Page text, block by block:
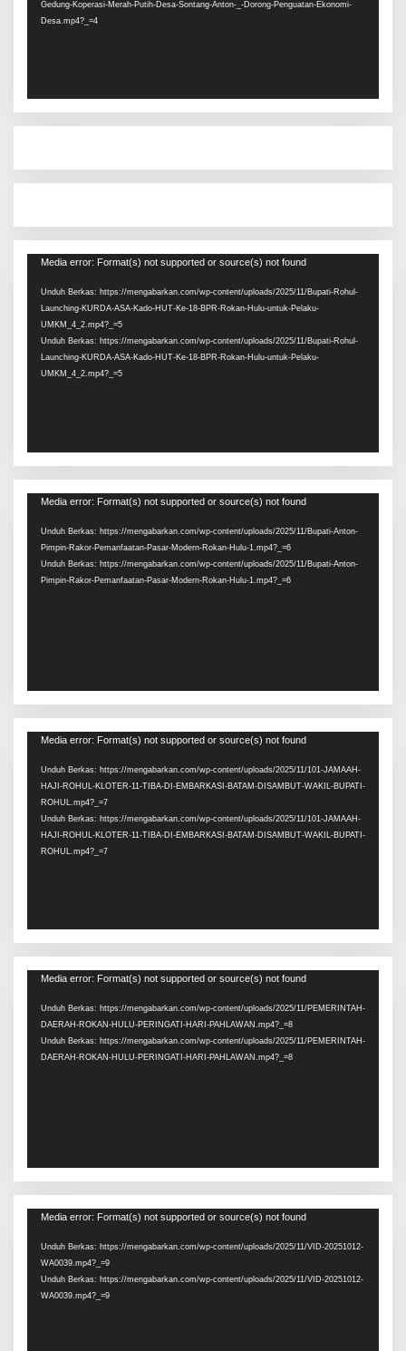
Gedung-Koperasi-Merah-Putih-Desa-Sontang-Anton-_-Dorong-Penguatan-Ekonomi-
Desa.mp4?_=4
Pemutar
Media error: Format(s) not supported or source(s) not found
Unduh Berkas: https://mengabarkan.com/wp-content/uploads/2025/11/Bupati-Rohul-
Launching-KURDA-ASA-Kado-HUT-Ke-18-BPR-Rokan-Hulu-untuk-Pelaku-
UMKM_4_2.mp4?_=5
Unduh Berkas: https://mengabarkan.com/wp-content/uploads/2025/11/Bupati-Rohul-
Launching-KURDA-ASA-Kado-HUT-Ke-18-BPR-Rokan-Hulu-untuk-Pelaku-
UMKM_4_2.mp4?_=5
Pemutar
Media error: Format(s) not supported or source(s) not found
Unduh Berkas: https://mengabarkan.com/wp-content/uploads/2025/11/Bupati-Anton-
Pimpin-Rakor-Pemanfaatan-Pasar-Modern-Rokan-Hulu-1.mp4?_=6
Unduh Berkas: https://mengabarkan.com/wp-content/uploads/2025/11/Bupati-Anton-
Pimpin-Rakor-Pemanfaatan-Pasar-Modern-Rokan-Hulu-1.mp4?_=6
Pemutar
Media error: Format(s) not supported or source(s) not found
Unduh Berkas: https://mengabarkan.com/wp-content/uploads/2025/11/101-JAMAAH-
HAJI-ROHUL-KLOTER-11-TIBA-DI-EMBARKASI-BATAM-DISAMBUT-WAKIL-BUPATI-
ROHUL.mp4?_=7
Unduh Berkas: https://mengabarkan.com/wp-content/uploads/2025/11/101-JAMAAH-
HAJI-ROHUL-KLOTER-11-TIBA-DI-EMBARKASI-BATAM-DISAMBUT-WAKIL-BUPATI-
ROHUL.mp4?_=7
Pemutar
Media error: Format(s) not supported or source(s) not found
Unduh Berkas: https://mengabarkan.com/wp-content/uploads/2025/11/PEMERINTAH-
DAERAH-ROKAN-HULU-PERINGATI-HARI-PAHLAWAN.mp4?_=8
Unduh Berkas: https://mengabarkan.com/wp-content/uploads/2025/11/PEMERINTAH-
DAERAH-ROKAN-HULU-PERINGATI-HARI-PAHLAWAN.mp4?_=8
Pemutar
Media error: Format(s) not supported or source(s) not found
Unduh Berkas: https://mengabarkan.com/wp-content/uploads/2025/11/VID-20251012-
WA0039.mp4?_=9
Unduh Berkas: https://mengabarkan.com/wp-content/uploads/2025/11/VID-20251012-
WA0039.mp4?_=9